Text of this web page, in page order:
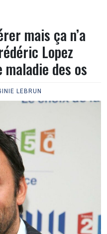
mais ça n’a
Lopez
des os
LEBRUN